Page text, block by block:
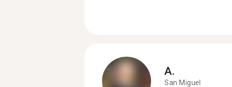
A.
San Miguel